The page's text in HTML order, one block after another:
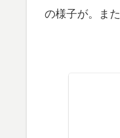
の様子が。また